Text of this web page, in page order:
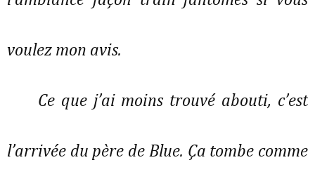
voulez mon avis.
Ce que j’ai moins trouvé abouti, c’est
l’arrivée du père de Blue. Ça tombe comme